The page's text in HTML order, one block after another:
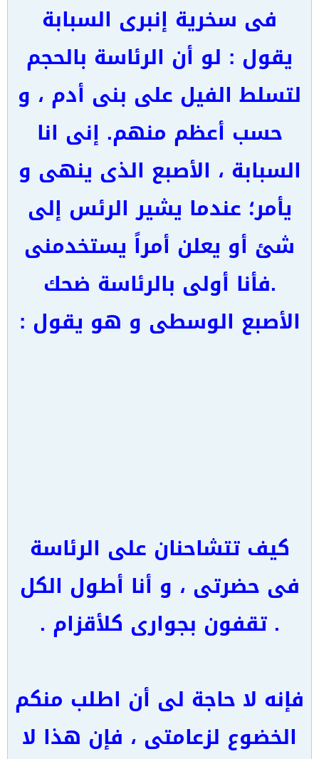
فى سخرية إنبرى السبابة
يقول : لو أن الرئاسة بالحجم
لتسلط الفيل على بنى أدم ، و
حسب أعظم منهم. إنى انا
السبابة ، الأصبع الذى ينهى و
يأمر؛ عندما يشير الرئس إلى
شئ أو يعلن أمراً يستخدمنى
.فأنا أولى بالرئاسة ضحك
الأصبع الوسطى و هو يقول :
كيف تتشاحنان على الرئاسة
فى حضرتى ، و أنا أطول الكل
. تقفون بجوارى كلأقزام .
فإنه لا حاجة لى أن اطلب منكم
الخضوع لزعامتى ، فإن هذا لا